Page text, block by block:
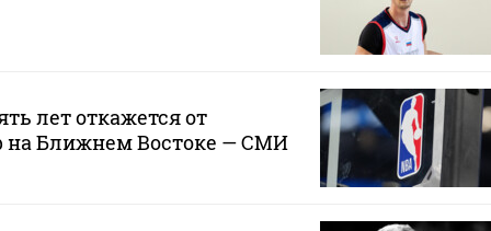
лет откажется от
на Ближнем Востоке — СМИ